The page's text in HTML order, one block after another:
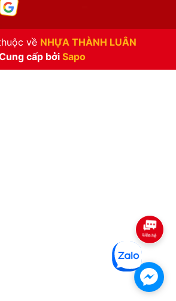
về NHỰA THÀNH LUÂN
cấp bởi Sapo